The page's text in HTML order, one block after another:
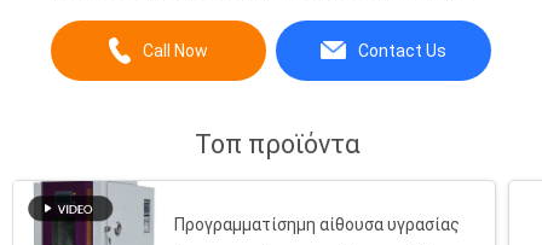
μπαταριών, τον εξοπλισμό δοκιμής
δέρματος, τον εξοπλισμό δοκιμής
μηχανή κ.λπ. δοκιμής εγγράφου. Τα
προϊόντα συναντούν SATRA, UL, ASTM, ...
Call Now Contact Us
Τοπ προϊόντα
Προγραμματίσημη αίθουσα υγρασίας